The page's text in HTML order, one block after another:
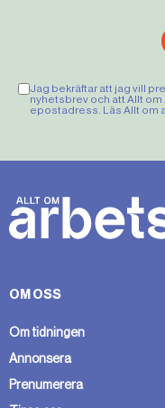
Jag bekräftar att jag vill
nyhetsbrev och att Allt
epostadress. Läs Allt
OM OSS
Om tidningen
Annonsera
Prenumerera